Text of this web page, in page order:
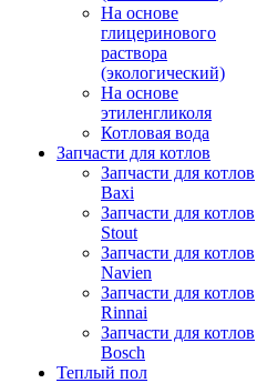
На основе
глицеринового
раствора
(экологический)
На основе
этиленгликоля
Котловая вода
Запчасти для котлов
Запчасти для котлов
Baxi
Запчасти для котлов
Stout
Запчасти для котлов
Navien
Запчасти для котлов
Rinnai
Запчасти для котлов
Bosch
Теплый пол